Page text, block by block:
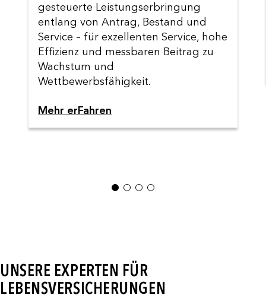
gesteuerte Leistungserbringung
entlang von Antrag, Bestand und
Service – für exzellenten Service, hohe
Effizienz und messbaren Beitrag zu
Wachstum und
Wettbewerbsfähigkeit.
Mehr erFahren
1 2 3 4
UNSERE EXPERTEN FÜR
LEBENSVERSICHERUNGEN